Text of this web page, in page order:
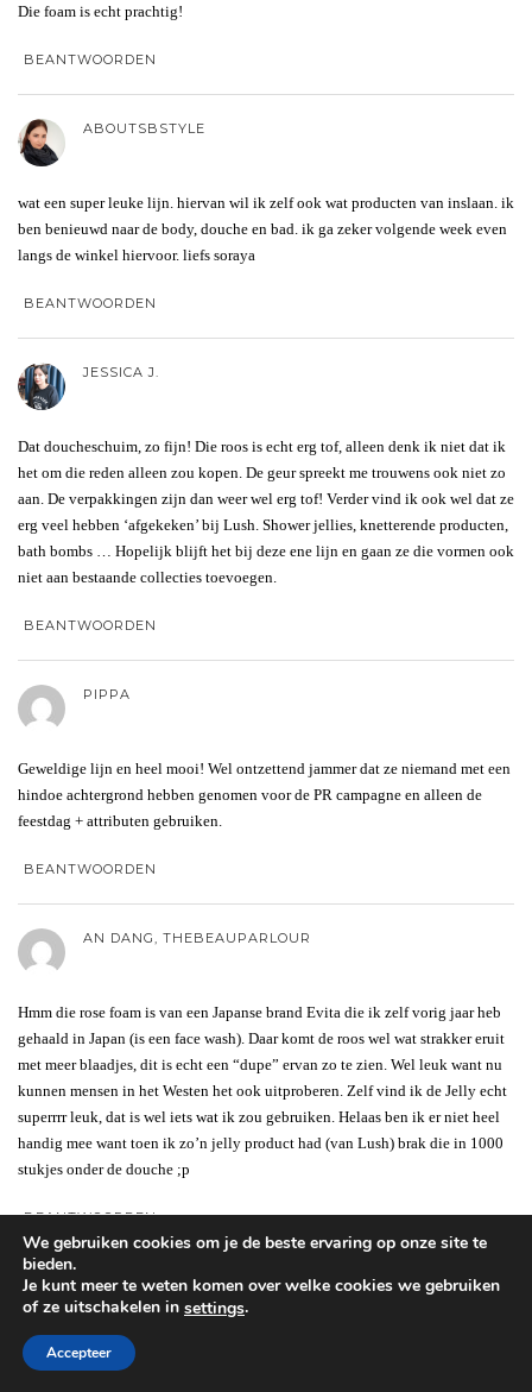
Die foam is echt prachtig!
BEANTWOORDEN
ABOUTSBSTYLE
wat een super leuke lijn. hiervan wil ik zelf ook wat producten van inslaan. ik
ben benieuwd naar de body, douche en bad. ik ga zeker volgende week even
langs de winkel hiervoor. liefs soraya
BEANTWOORDEN
JESSICA J.
Dat doucheschuim, zo fijn! Die roos is echt erg tof, alleen denk ik niet dat ik
het om die reden alleen zou kopen. De geur spreekt me trouwens ook niet zo
aan. De verpakkingen zijn dan weer wel erg tof! Verder vind ik ook wel dat ze
erg veel hebben ‘afgekeken’ bij Lush. Shower jellies, knetterende producten,
bath bombs … Hopelijk blijft het bij deze ene lijn en gaan ze die vormen ook
niet aan bestaande collecties toevoegen.
BEANTWOORDEN
PIPPA
Geweldige lijn en heel mooi! Wel ontzettend jammer dat ze niemand met een
hindoe achtergrond hebben genomen voor de PR campagne en alleen de
feestdag + attributen gebruiken.
BEANTWOORDEN
AN DANG, THEBEAUPARLOUR
Hmm die rose foam is van een Japanse brand Evita die ik zelf vorig jaar heb
gehaald in Japan (is een face wash). Daar komt de roos wel wat strakker eruit
met meer blaadjes, dit is echt een “dupe” ervan zo te zien. Wel leuk want nu
kunnen mensen in het Westen het ook uitproberen. Zelf vind ik de Jelly echt
superrrr leuk, dat is wel iets wat ik zou gebruiken. Helaas ben ik er niet heel
handig mee want toen ik zo’n jelly product had (van Lush) brak die in 1000
stukjes onder de douche ;p
BEANTWOORDEN
BYCHRISTIANA
Wat een super innovatieve collectie weer, echt top van Rituals! Die
We gebruiken cookies om je de beste ervaring op onze site te
bieden.
Je kunt meer te weten komen over welke cookies we gebruiken
of ze uitschakelen in settings.
Accepteer